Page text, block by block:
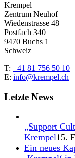
Krempel
Zentrum Neuhof
Wiedenstrasse 48
Postfach 340
9470 Buchs 1
Schweiz
T: +41 81 756 50 10
E: info@krempel.ch
Letzte News
„Support
Krempel15.
Ein neues